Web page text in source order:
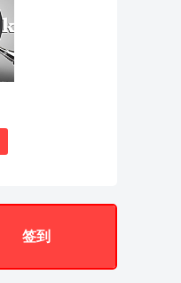
签到